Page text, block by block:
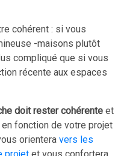
cohérent : si vous
-maisons plutôt
compliqué que si vous
récente aux espaces
doit rester cohérente et
fonction de votre projet
orientera vers les